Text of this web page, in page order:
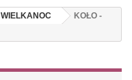
WIELKANOC
KOŁO -